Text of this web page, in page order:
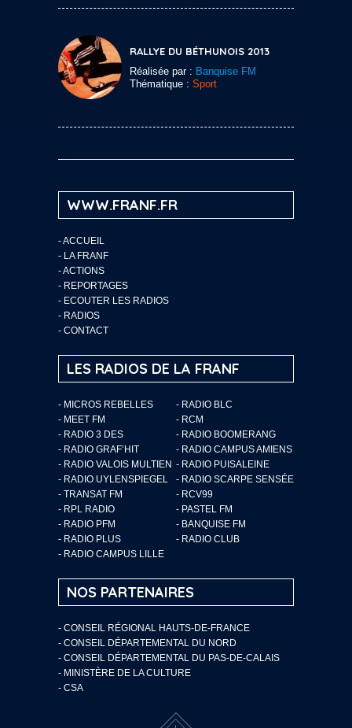
RALLYE DU BÉTHUNOIS 2013
Réalisée par : Banquise FM
Thématique : Sport
WWW.FRANF.FR
-ACCUEIL
- LA FRANF
-ACTIONS
- REPORTAGES
- ECOUTER LES RADIOS
- RADIOS
- CONTACT
LES RADIOS DE LA FRANF
- MICROS REBELLES
- RADIO BLC
- MEET FM
- RCM
- RADIO 3 DES
- RADIO BOOMERANG
- RADIO GRAF’HIT
- RADIO CAMPUS AMIENS
- RADIO VALOIS MULTIEN - RADIO PUISALEINE
- RADIO UYLENSPIEGEL
- RADIO SCARPE SENSÉE
- TRANSAT FM
- RCV99
- RPL RADIO
- PASTEL FM
- RADIO PFM
- BANQUISE FM
- RADIO PLUS
- RADIO CLUB
- RADIO CAMPUS LILLE
NOS PARTENAIRES
- CONSEIL RÉGIONAL HAUTS-DE-FRANCE
- CONSEIL DÉPARTEMENTAL DU NORD
- CONSEIL DÉPARTEMENTAL DU PAS-DE-CALAIS
- MINISTÈRE DE LA CULTURE
- CSA